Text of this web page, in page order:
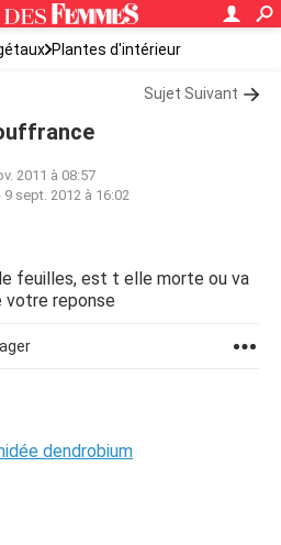
Plantes d'intérieur
Sujet Suivant
2011 à 08:57
9 sept. 2012 à 16:02
feuilles, est t elle morte ou va
votre reponse
dendrobium